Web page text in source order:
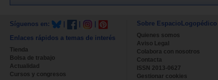
Síguenos en:
Enlaces rápidos a temas de interés
Tienda
Bolsa de trabajo
Actualidad
Cursos y congresos
Sobre EspacioLogopédico
Quienes somos
Aviso Legal
Colabora con nosotros
Contacta
ISSN 2013-0627
Gestionar cookies